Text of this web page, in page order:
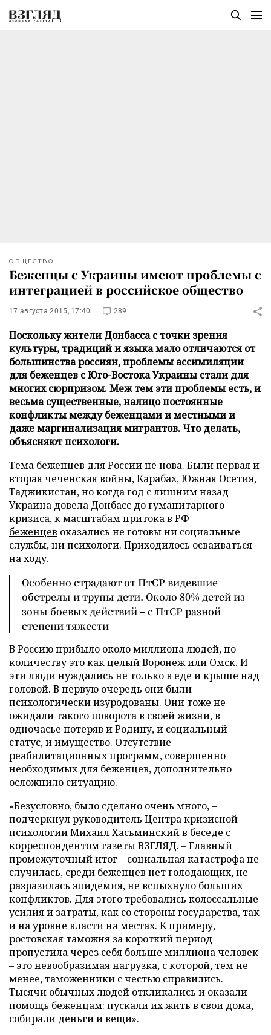
ОБЩЕСТВО
Беженцы с Украины имеют проблемы с
интеграцией в российское общество
17 августа 2015, 17:40 289
Поскольку жители Донбасса с точки зрения
культуры, традиций и языка мало отличаются от
большинства россиян, проблемы ассимиляции
для беженцев с Юго-Востока Украины стали для
многих сюрпризом. Меж тем эти проблемы есть, и
весьма существенные, налицо постоянные
конфликты между беженцами и местными и
даже маргинализация мигрантов. Что делать,
объясняют психологи.
Тема беженцев для России не нова. Были первая и
вторая чеченская войны, Карабах, Южная Осетия,
Таджикистан, но когда год с лишним назад
Украина довела Донбасс до гуманитарного
кризиса,к масштабам притока в РФ
беженцев оказались не готовы ни социальные
службы, ни психологи. Приходилось осваиваться
на ходу.
Особенно страдают от ПтСР видевшие
обстрелы и трупы дети. Около 80% детей из
зоны боевых действий – с ПтСР разной
степени тяжести
В Россию прибыло около миллиона людей, по
количеству это как целый Воронеж или Омск. И
эти люди нуждались не только в еде и крыше над
головой. В первую очередь они были
психологически изуродованы. Они тоже не
ожидали такого поворота в своей жизни, в
одночасье потеряв и Родину, и социальный
статус, и имущество. Отсутствие
реабилитационных программ, совершенно
необходимых для беженцев, дополнительно
осложнило ситуацию.
«Безусловно, было сделано очень много, –
подчеркнул руководитель Центра кризисной
психологии Михаил Хасьминский в беседе с
корреспондентом газеты ВЗГЛЯД. – Главный
промежуточный итог – социальная катастрофа не
случилась, среди беженцев нет голодающих, не
разразилась эпидемия, не вспыхнуло больших
конфликтов. Для этого требовались колоссальные
усилия и затраты, как со стороны государства, так
и на уровне власти на местах. К примеру,
ростовская таможня за короткий период
пропустила через себя больше миллиона человек
– это невообразимая нагрузка, с которой, тем не
менее, таможенники с честью справились.
Тысячи обычных людей откликались и оказали
помощь беженцам: пускали их жить в свои дома,
собирали деньги и вещи».